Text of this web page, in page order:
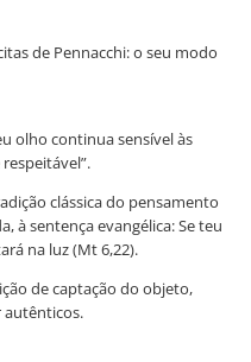
de Pennacchi: o seu modo
olho continua sensível às
clássica do pensamento
à sentença evangélica: Se teu
na luz (Mt 6,22).
de captação do objeto,
autênticos.